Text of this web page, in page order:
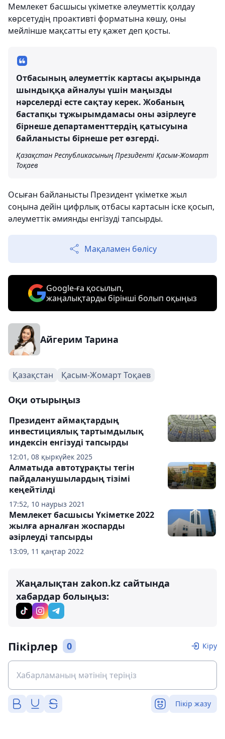
Мемлекет басшысы үкіметке әлеуметтік қолдау
көрсетудің проактивті форматына көшу, оны
мейлінше мақсатты ету қажет деп қосты.
Отбасының әлеуметтік картасы ақырында
шындыққа айналуы үшін маңызды
нәрселерді есте сақтау керек. Жобаның
бастапқы тұжырымдамасы оны әзірлеуге
бірнеше департаменттердің қатысуына
байланысты бірнеше рет өзгерді.
Қазақстан Республикасының Президенті Қасым-Жомарт
Тоқаев
Осыған байланысты Президент үкіметке жыл
соңына дейін цифрлық отбасы картасын іске қосып,
әлеуметтік әмиянды енгізуді тапсырды.
Мақаламен бөлісу
Google-ға қосылып,
жаңалықтарды бірінші болып оқыңыз
Айгерим Тарина
Қазақстан Қасым-Жомарт Тоқаев
Оқи отырыңыз
12:01, 08 қыркүйек 2025
Президент аймақтардың
инвестициялық тартымдылық
индексін енгізуді тапсырды
17:52, 10 наурыз 2021
Алматыда автотұрақты тегін
пайдаланушылардың тізімі
кеңейтілді
13:09, 11 қаңтар 2022
Мемлекет басшысы Үкіметке 2022
жылға арналған жоспарды
әзірлеуді тапсырды
Жаңалықтан zakon.kz сайтында
хабардар болыңыз:
Пікірлер 0 Кіру
Пікір жазу